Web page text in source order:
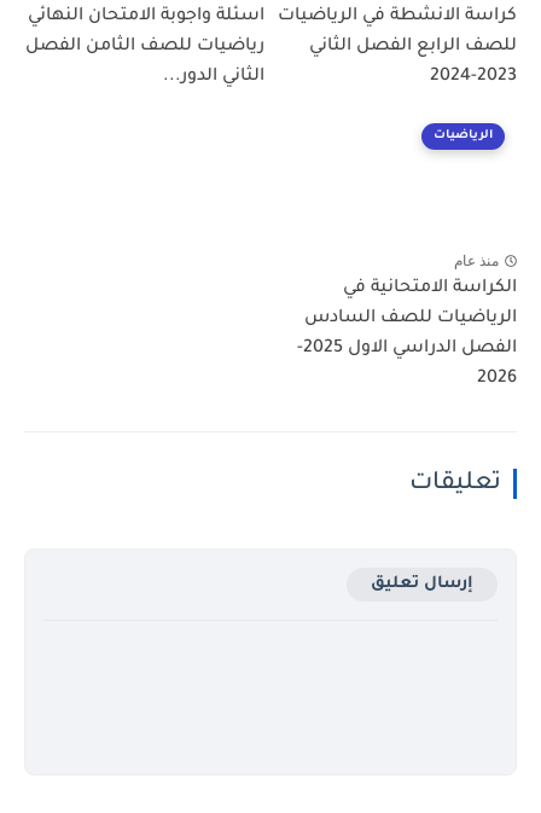
كراسة الانشطة في الرياضيات
للصف الرابع الفصل الثاني
2023-2024
اسئلة واجوبة الامتحان النهائي
رياضيات للصف الثامن الفصل
الثاني الدور...
الرياضيات
منذ عام
الكراسة الامتحانية في
الرياضيات للصف السادس
الفصل الدراسي الاول 2025-
2026
تعليقات
إرسال تعليق